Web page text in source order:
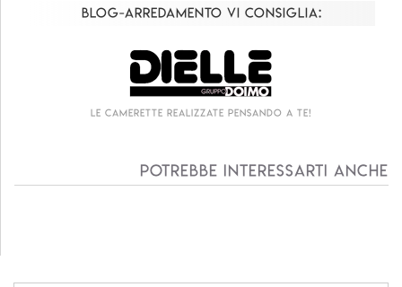
Blog-Arredamento vi consiglia:
Le camerette realizzate pensando a te!
Potrebbe interessarti anche